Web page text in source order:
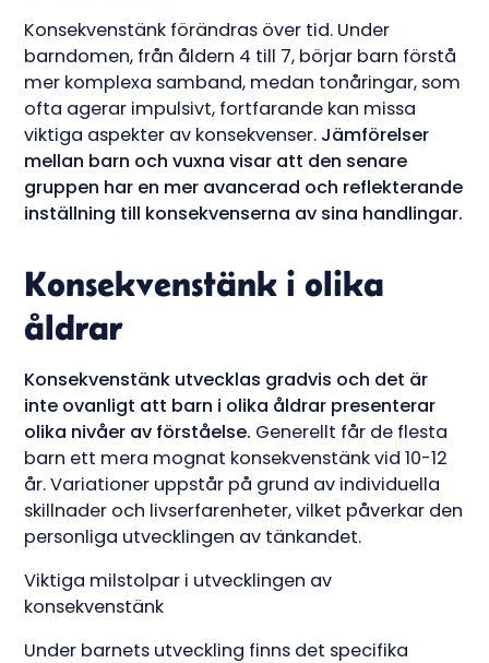
Konsekvenstänk förändras över tid. Under
barndomen, från åldern 4 till 7, börjar barn förstå
mer komplexa samband, medan tonåringar, som
ofta agerar impulsivt, fortfarande kan missa
viktiga aspekter av konsekvenser. Jämförelser
mellan barn och vuxna visar att den senare
gruppen har en mer avancerad och reflekterande
inställning till konsekvenserna av sina handlingar.
Konsekvenstänk i olika
åldrar
Konsekvenstänk utvecklas gradvis och det är
inte ovanligt att barn i olika åldrar presenterar
olika nivåer av förståelse. Generellt får de flesta
barn ett mera mognat konsekvenstänk vid 10-12
år. Variationer uppstår på grund av individuella
skillnader och livserfarenheter, vilket påverkar den
personliga utvecklingen av tänkandet.
Viktiga milstolpar i utvecklingen av
konsekvenstänk
Under barnets utveckling finns det specifika